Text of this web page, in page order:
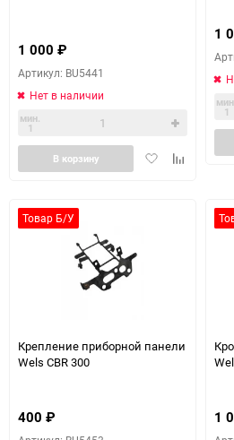
1 000 ₽
Артикул: BU5441
Нет в наличии
мин.
1
ДобавитьДобавить
В корзину
1
1
Товар Б/У
Крепление приборной панели
Wels CBR 300
400 ₽ 1